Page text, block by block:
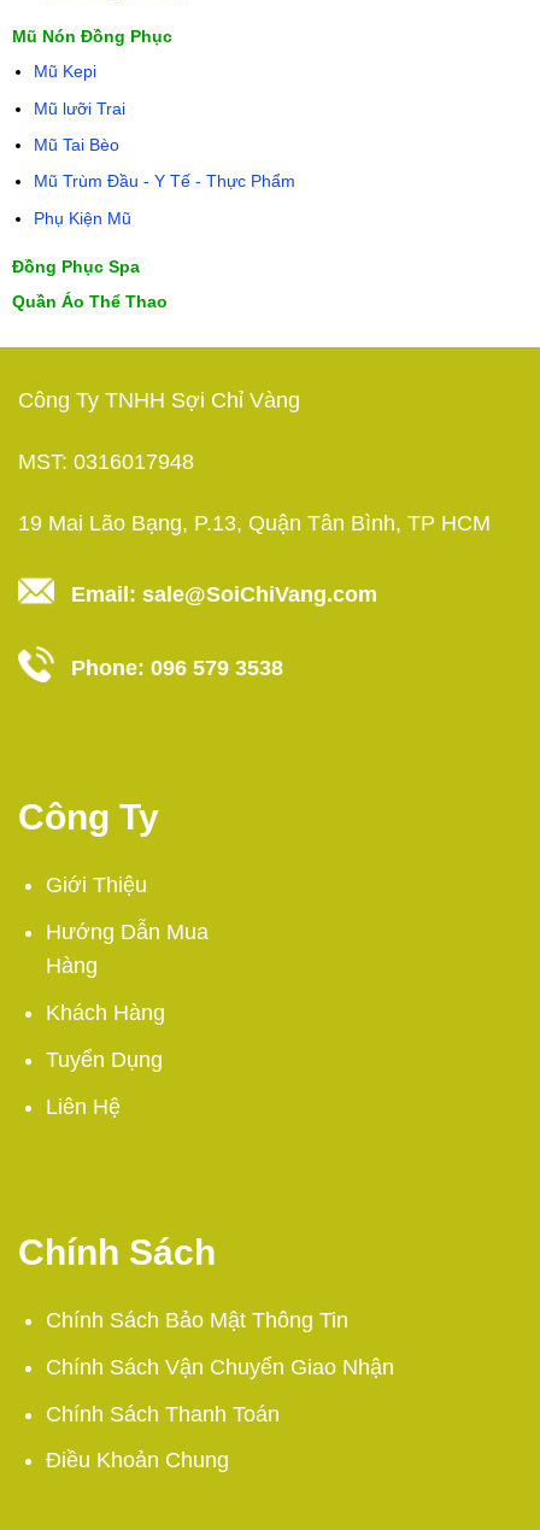
Mũ Nón Đồng Phục
Mũ Kepi
Mũ lưỡi Trai
Mũ Tai Bèo
Mũ Trùm Đầu - Y Tế - Thực Phẩm
Phụ Kiện Mũ
Đồng Phục Spa
Quần Áo Thể Thao
Công Ty TNHH Sợi Chỉ Vàng
MST: 0316017948
19 Mai Lão Bạng, P.13, Quận Tân Bình, TP HCM
Email: sale@SoiChiVang.com
Phone: 096 579 3538
Công Ty
Giới Thiệu
Hướng Dẫn Mua
Hàng
Khách Hàng
Tuyển Dụng
Liên Hệ
Chính Sách
Chính Sách Bảo Mật Thông Tin
Chính Sách Vận Chuyển Giao Nhận
Chính Sách Thanh Toán
Điều Khoản Chung